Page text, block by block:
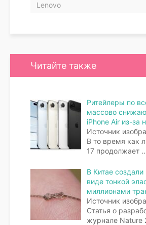
Lenovo
Читайте также
Ритейлеры по
массово
iPhone Air из-за
Источник
В то время как
17 продолжает
В Китае
виде тонкой
миллионами
Источник
Статья о
журнале Nature